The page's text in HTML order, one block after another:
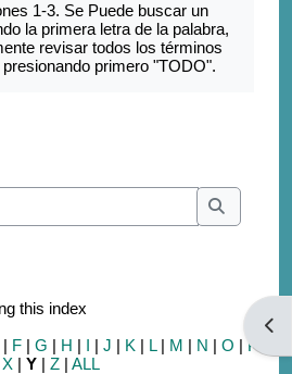
1-3. Se Puede buscar un
la primera letra de la palabra,
revisar todos los términos
primero "TODO".
Search
Search
this index
| F | G | H | I | J | K | L| M | N | O |P
X | Y | Z | ALL